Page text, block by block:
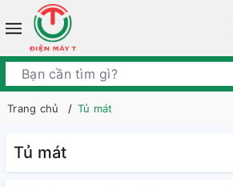
Trang chủ Tủ mát
Tủ mát